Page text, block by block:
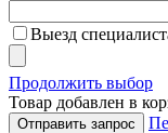
Выезд
Продолжить выбор
Товар добавлен в
Отправить запрос